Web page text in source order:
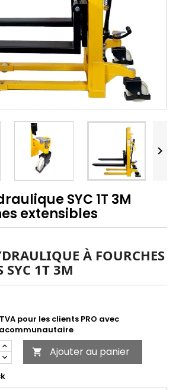

SYC 1T 3M
extensibles
À FOURCHES
SYC 1T 3M
pour les clients PRO avec
 Ajouter au panier